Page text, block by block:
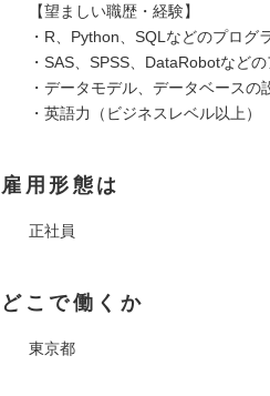
【望ましい職歴・経験】
・R、Python、SQLなどのプログ
・SAS、SPSS、DataRobotなど
・データモデル、データベースの
・英語力（ビジネスレベル以上）
雇用形態は
正社員
どこで働くか
東京都